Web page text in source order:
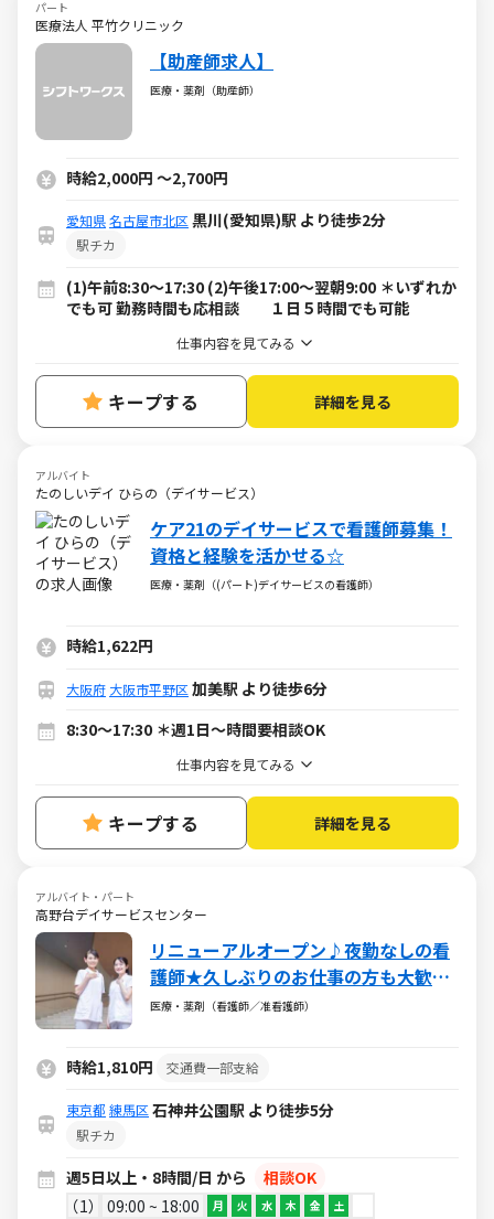
パート
医療法人 平竹クリニック
【助産師求人】
医療・薬剤（助産師）
時給2,000円 ～2,700円
愛知県名古屋市北区 黒川(愛知県)駅 より徒歩2分
駅チカ
(1)午前8:30～17:30 (2)午後17:00～翌朝9:00 ＊いずれか
でも可 勤務時間も応相談 １日５時間でも可能
仕事内容を見てみる
キープする 詳細を見る
アルバイト
たのしいデイ ひらの（デイサービス）
ケア21のデイサービスで看護師募集！
資格と経験を活かせる☆
医療・薬剤（(パート)デイサービスの看護師）
時給1,622円
大阪府 大阪市平野区 加美駅 より徒歩6分
8:30～17:30 ＊週1日～時間要相談OK
仕事内容を見てみる
キープする 詳細を見る
アルバイト・パート
高野台デイサービスセンター
リニューアルオープン♪夜勤なしの看
護師★久しぶりのお仕事の方も大歓
迎！サポート充実◎
医療・薬剤（看護師／准看護師）
時給1,810円 交通費一部支給
東京都 練馬区 石神井公園駅 より徒歩5分
駅チカ
週5日以上・8時間/日 から
相談OK
1
09:00 ~ 18:00 月 火 水 木 金 土